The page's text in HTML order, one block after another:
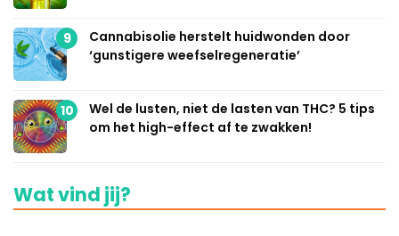
9
Cannabisolie herstelt huidwonden door
‘gunstigere weefselregeneratie’
10
Wel de lusten, niet de lasten van THC? 5 tips
om het high-effect af te zwakken!
Wat vind jij?